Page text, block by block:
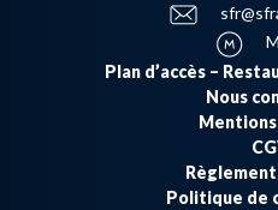
Plan d’accès –
Nous
Politique de